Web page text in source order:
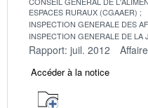
ESPACES RURAUX (CGAAER)
INSPECTION GENERALE DES
INSPECTION GENERALE DE LA
Rapport: juil. 2012
Accéder à la notice